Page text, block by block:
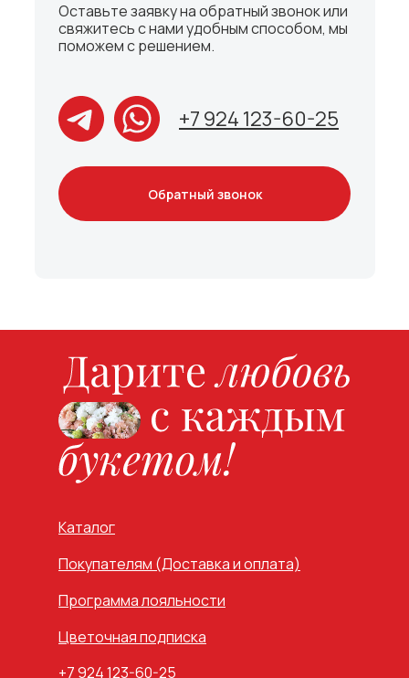
Оставьте заявку на обратный звонок или
свяжитесь с нами удобным способом, мы
поможем с решением.
+7 924 123-60-25
Обратный звонок
Каталог
Покупателям (Доставка и оплата)
Программа лояльности
Цветочная подписка
+7 924 123-60-25